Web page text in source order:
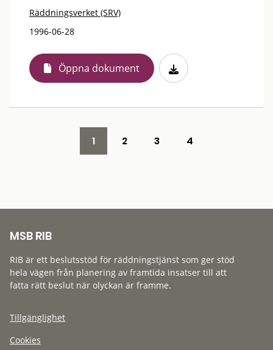
Räddningsverket (SRV)
1996-06-28
Öppna dokument
1 2 3 4
MSB RIB
RIB är ett beslutsstöd för räddningstjänst som ger stöd
hela vägen från planering av framtida insatser till att
fatta rätt beslut när olyckan är framme.
Tillgänglighet
Cookies